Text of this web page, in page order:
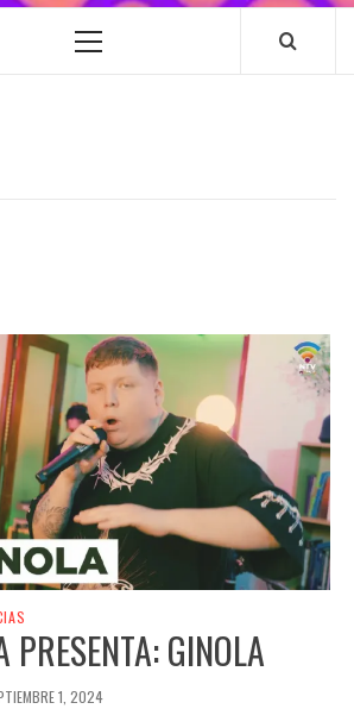
Menú
PRESENTA: GINOLA
1, 2024